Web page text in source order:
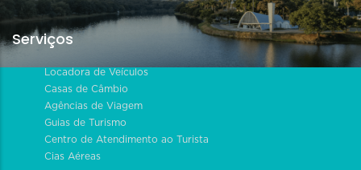
Serviços
Locadora de Veículos
Casas de Câmbio
Agências de Viagem
Guias de Turismo
Centro de Atendimento ao Turista
Cias Aéreas